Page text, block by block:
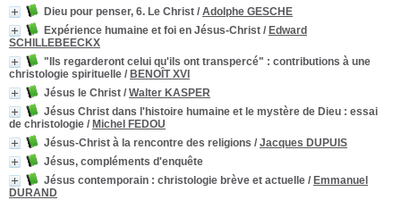
Dieu pour penser, 6. Le Christ / Adolphe GESCHE
Expérience humaine et foi en Jésus-Christ / Edward
SCHILLEBEECKX
"Ils regarderont celui qu'ils ont transpercé" : contributions à une
christologie spirituelle / BENOÎT XVI
Jésus le Christ / Walter KASPER
Jésus Christ dans l'histoire humaine et le mystère de Dieu : essai
de christologie / Michel FEDOU
Jésus-Christ à la rencontre des religions / Jacques DUPUIS
Jésus, compléments d'enquête
Jésus contemporain : christologie brève et actuelle / Emmanuel
DURAND